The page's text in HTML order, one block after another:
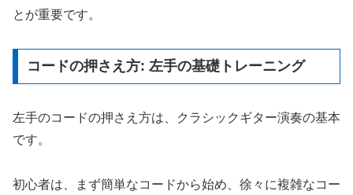
とが重要です。
コードの押さえ方: 左手の基礎トレーニング
左手のコードの押さえ方は、クラシックギター演奏の基本
です。
初心者は、まず簡単なコードから始め、徐々に複雑なコー